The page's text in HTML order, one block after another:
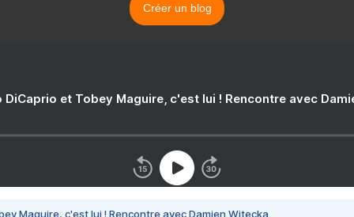
Créer un blog
DiCaprio et Tobey Maguire, c'est lui ! Rencontre avec
Maguire, c'est lui ! Rencontre avec Damien Witecka